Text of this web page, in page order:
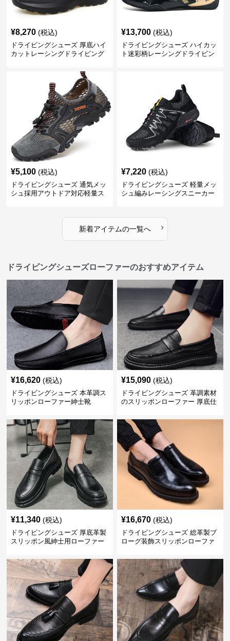
¥8,270 (税込)
ドライビングシューズ 厚底ハイ
カットレーシングドライビング
¥13,700 (税込)
ドライビングシューズ ハイカッ
ト迷彩柄レーシングドライビン
¥5,100 (税込)
ドライビングシューズ 通気メッ
シュ採用アウトドア対応軽量ス
¥7,220 (税込)
ドライビングシューズ 軽量メッ
シュ編みレーシングスニーカー
新着アイテムの一覧へ ›
ドライビングシューズローファーのおすすめアイテム
¥16,620 (税込)
ドライビングシューズ 本革調ス
リッポンローファー紳士靴
¥15,090 (税込)
ドライビングシューズ 革調素材
のスリッポンローファー 厚底仕
¥11,340 (税込)
ドライビングシューズ 厚底革製
スリッポン風紳士用ローファー
¥16,670 (税込)
ドライビングシューズ 総革製ブ
ローグ装飾スリッポンローファ